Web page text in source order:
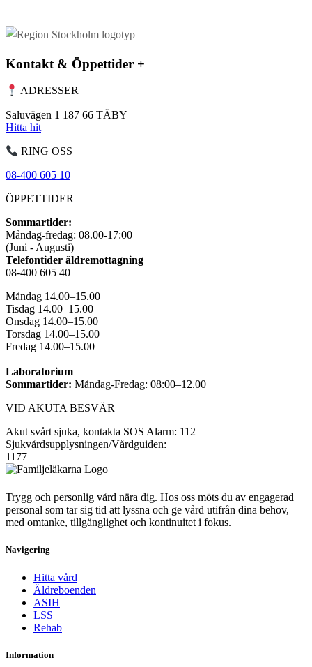
Kontakt & Öppettider +
ADRESSER
Saluvägen 1 187 66 TÄBY
Hitta hit
RING OSS
08-400 605 10
ÖPPETTIDER
Sommartider:
Måndag-fredag: 08.00-17:00
(Juni - Augusti)
Telefontider äldremottagning
08-400 605 40
Måndag 14.00–15.00
Tisdag 14.00–15.00
Onsdag 14.00–15.00
Torsdag 14.00–15.00
Fredag 14.00–15.00
Laboratorium
Sommartider: Måndag-Fredag: 08:00–12.00
VID AKUTA BESVÄR
Akut svårt sjuka, kontakta SOS Alarm: 112
Sjukvårdsupplysningen/Vårdguiden:
1177
Trygg och personlig vård nära dig. Hos oss möts du av engagerad
personal som tar sig tid att lyssna och ge vård utifrån dina behov,
med omtanke, tillgänglighet och kontinuitet i fokus.
Navigering
Hitta vård
Äldreboenden
ASIH
LSS
Rehab
Information